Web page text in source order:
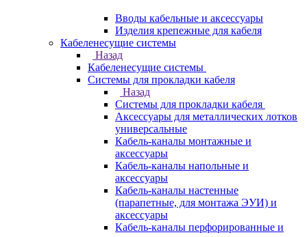
Вводы кабельные и аксессуары
Изделия крепежные для кабеля
Кабеленесущие системы
Назад
Кабеленесущие системы
Системы для прокладки кабеля
Назад
Системы для прокладки кабеля
Аксессуары для металлических лотков
универсальные
Кабель-каналы монтажные и
аксессуары
Кабель-каналы напольные и
аксессуары
Кабель-каналы настенные
(парапетные, для монтажа ЭУИ) и
аксессуары
Кабель-каналы перфорированные и